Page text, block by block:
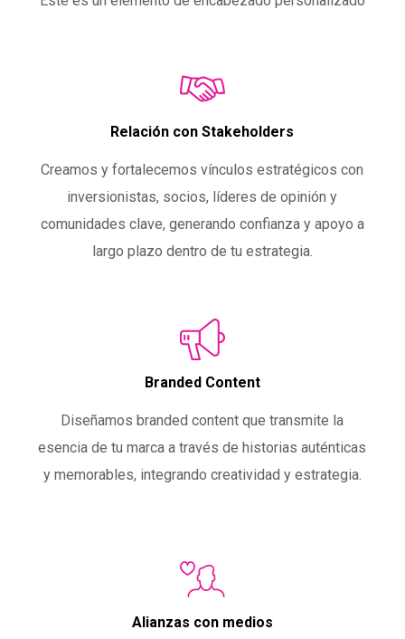
Relación con Stakeholders
Creamos y fortalecemos vínculos estratégicos con
inversionistas, socios, líderes de opinión y
comunidades clave, generando confianza y apoyo a
largo plazo dentro de tu estrategia.
Branded Content
Diseñamos branded content que transmite la
esencia de tu marca a través de historias auténticas
y memorables, integrando creatividad y estrategia.
Alianzas con medios